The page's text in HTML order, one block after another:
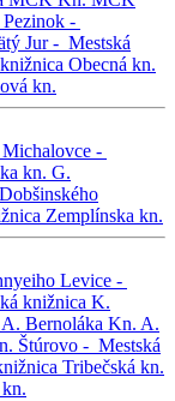
Pezinok -
Jur - Mestská
Obecná kn.
kn.
Michalovce -
kn. G.
Zemplínska kn.
Levice -
knižnica K.
Bernoláka Kn. A.
Štúrovo - Mestská
Tribečská kn.